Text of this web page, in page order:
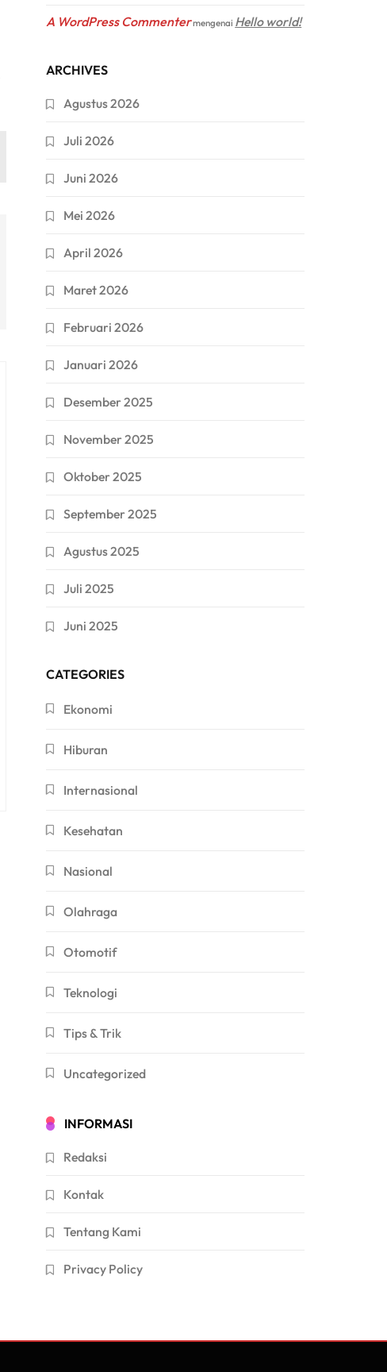
A WordPress Commentermengenai Hello world!
ARCHIVES
Agustus 2026
Juli 2026
Juni 2026
Mei 2026
April 2026
Maret 2026
Februari 2026
Januari 2026
Desember 2025
November 2025
Oktober 2025
September 2025
Agustus 2025
Juli 2025
Juni 2025
CATEGORIES
Ekonomi
Hiburan
Internasional
Kesehatan
Nasional
Olahraga
Otomotif
Teknologi
Tips & Trik
Uncategorized
INFORMASI
Redaksi
Kontak
Tentang Kami
Privacy Policy